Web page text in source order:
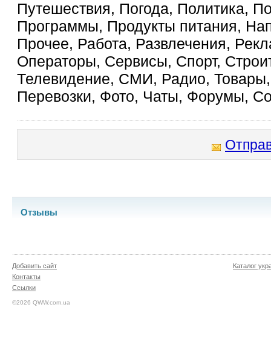
Путешествия, Погода, Политика,
Программы, Продукты питания,
Прочее, Работа, Развлечения,
Операторы, Сервисы, Спорт,
Телевидение, СМИ, Радио, Товары,
Перевозки, Фото, Чаты, Форумы,
Отзывы
Добавить сайт
Контакты
Ссылки
©2026 QWW.com.ua
Каталог